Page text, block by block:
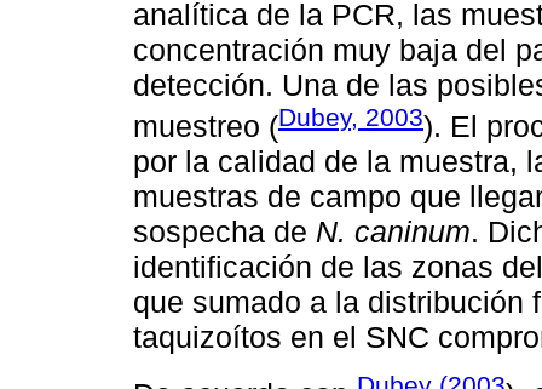
analítica de la PCR, las
concentración muy baja del
detección. Una de las
muestreo (Dubey, 2003). El
por la calidad de la muestra,
muestras de campo que
sospecha de N. caninum.
identificación de las zonas
que sumado a la distribución
taquizoítos en el SNC